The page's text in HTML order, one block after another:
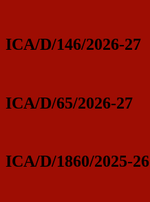
ICA/D/146/2026-27
ICA/D/65/2026-27
ICA/D/1860/2025-26